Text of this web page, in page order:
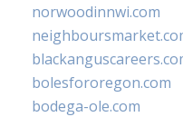
norwoodinnwi.com
bolesfororegon.com
bodega-ole.com